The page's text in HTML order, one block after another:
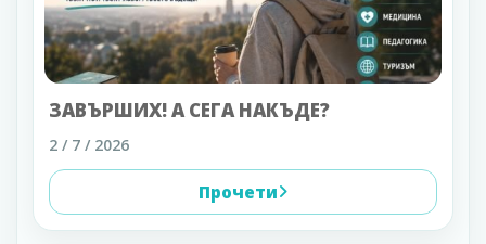
ЗАВЪРШИХ! А СЕГА НАКЪДЕ?
2 / 7 / 2026
Прочети